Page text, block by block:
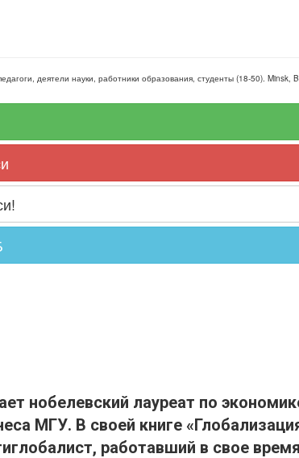
деятели науки, работники образования, студенты (18-50). Minsk,
нобелевский лауреат по
МГУ. В своей книге
работавший в свое